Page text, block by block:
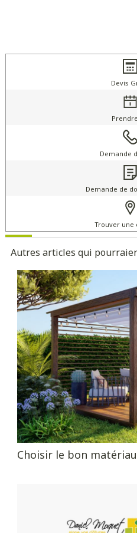
Devis
Demande
Demande de
Trouver une
Autres articles qui
Choisir le bon